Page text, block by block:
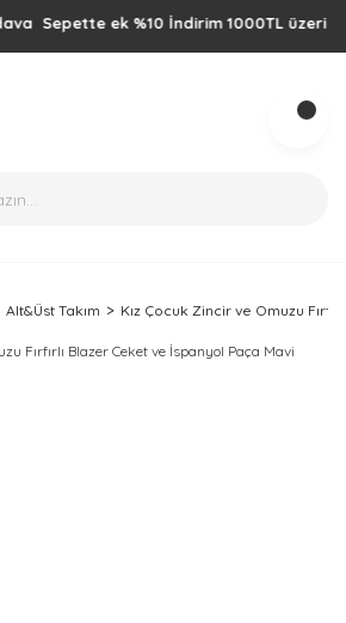
Sepette ek %10 İndirim 1000TL üzeri
Alt&Üst Takım Kız Çocuk Zincir ve Omuzu